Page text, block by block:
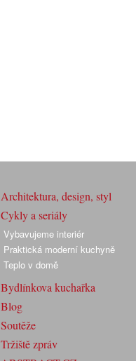
Architektura, design, styl
Cykly a seriály
Vybavujeme interiér
Praktická moderní kuchyně
Teplo v domě
Bydlínkova kuchařka
Blog
Soutěže
Tržiště zpráv